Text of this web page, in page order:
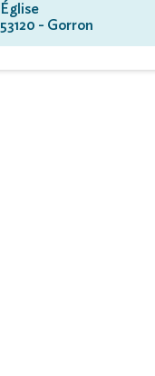
Église
53120 - Gorron